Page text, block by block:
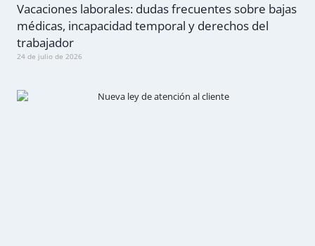
Vacaciones laborales: dudas frecuentes sobre bajas
médicas, incapacidad temporal y derechos del
trabajador
24 de julio de 2026